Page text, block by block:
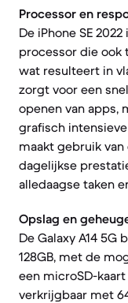
Processor en
De iPhone SE
processor die ook
wat resulteert in
zorgt voor een
openen van apps,
grafisch intensieve
maakt gebruik
dagelijkse
alledaagse taken
Opslag en
De Galaxy A14
128GB, met de
een microSD-kaart
verkrijgbaar met